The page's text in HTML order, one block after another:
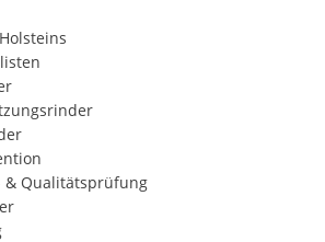
& Qualitätsprüfung